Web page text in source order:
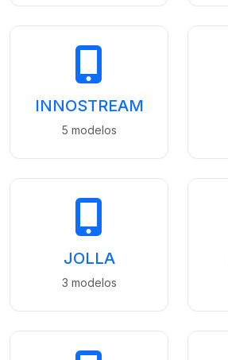
INNOSTREAM
5 modelos
JOLLA
3 modelos